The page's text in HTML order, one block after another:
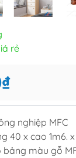
rẻ
nghiệp MFC
40 x cao 1m6.
bảng màu gỗ